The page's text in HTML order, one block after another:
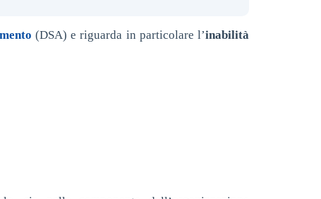
(DSA) e riguarda in particolare l’inabilità